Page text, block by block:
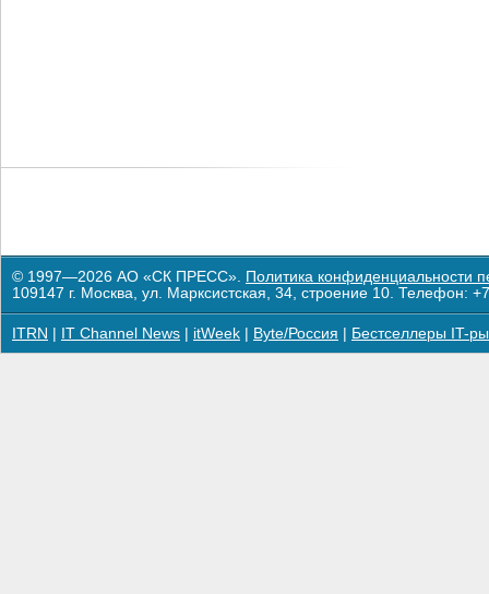
© 1997—2026 АО «СК ПРЕСС». Политика конфиденциальности
109147 г. Москва, ул. Марксистская, 34, строение 10. Телефон:
ITRN IT Channel News itWeek Byte/Россия Бестселлеры IT-